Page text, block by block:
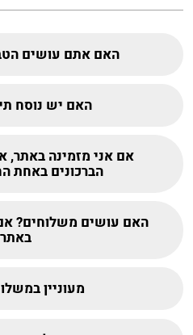
האם אתם עושים
האם יש נוסח
אם אני מזמינה באתר,
הברכונים באחת
האם עושים משלוחים?
מעוניין